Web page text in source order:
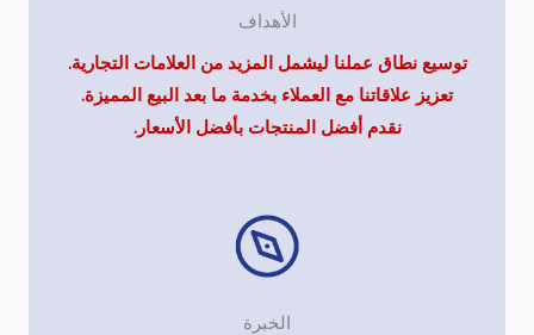
الأهداف
توسيع نطاق عملنا ليشمل المزيد من العلامات التجارية.
تعزيز علاقاتنا مع العملاء بخدمة ما بعد البيع المميزة.
نقدم أفضل المنتجات بأفضل الأسعار.
الخبرة